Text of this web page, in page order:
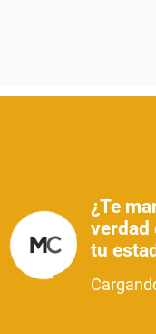
¿Te
verdad
tu